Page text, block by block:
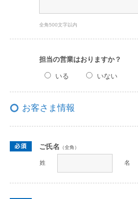
全角500文字以内
担当の営業はおりますか？
いる いない
お客さま情報
ご氏名 （全角）
姓 名